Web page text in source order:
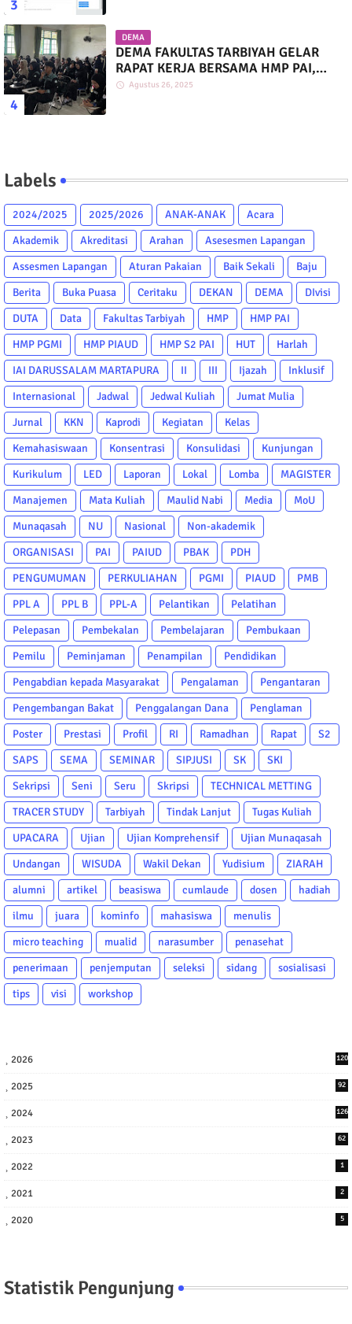
DEMA
DEMA FAKULTAS TARBIYAH GELAR
RAPAT KERJA BERSAMA HMP PAI,
PGMI, DAN PIAUD
Agustus 26, 2025
Labels
2024/2025 2025/2026 ANAK-ANAK
Acara
Akademik
Akreditasi Arahan
Asesesmen Lapangan
Assesmen Lapangan
Aturan Pakaian Baik Sekali
Baju
Berita
Buka Puasa Ceritaku DEKAN DEMA
DIvisi
DUTA
Data Fakultas Tarbiyah HMP
HMP PAI
HMP PGMI
HMP PIAUD HMP S2 PAI HUT
Harlah
IAI DARUSSALAM MARTAPURA
II III Ijazah
Inklusif
Internasional
Jadwal Jedwal Kuliah
Jumat Mulia
Jurnal
KKN Kaprodi Kegiatan
Kelas
Kemahasiswaan
Konsentrasi Konsulidasi
Kunjungan
Kurikulum
LED Laporan Lokal Lomba
MAGISTER
Manajemen
Mata Kuliah Maulid Nabi Media
MoU
Munaqasah
NU Nasional
Non-akademik
ORGANISASI
PAI PAIUD PBAK
PDH
PENGUMUMAN
PERKULIAHAN PGMI PIAUD
PMB
PPL A
PPL B PPL-A Pelantikan
Pelatihan
Pelepasan
Pembekalan Pembelajaran
Pembukaan
Pemilu
Peminjaman Penampilan
Pendidikan
Pengabdian kepada Masyarakat
Pengalaman
Pengantaran
Pengembangan Bakat
Penggalangan Dana
Penglaman
Poster
Prestasi Profil RI Ramadhan Rapat
S2
SAPS
SEMA SEMINAR SIPJUSI SK
SKI
Sekripsi
Seni Seru Skripsi
TECHNICAL METTING
TRACER STUDY
Tarbiyah Tindak Lanjut
Tugas Kuliah
UPACARA
Ujian Ujian Komprehensif
Ujian Munaqasah
Undangan
WISUDA Wakil Dekan Yudisium
ZIARAH
alumni
artikel beasiswa cumlaude dosen
hadiah
ilmu
juara kominfo mahasiswa
menulis
micro teaching
mualid narasumber
penasehat
penerimaan
penjemputan seleksi sidang
sosialisasi
tips
visi workshop
2026 120
2025 92
2024 126
2023 62
2022 1
2021 2
2020 5
Statistik Pengunjung